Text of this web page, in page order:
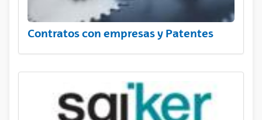
Contratos con empresas y Patentes